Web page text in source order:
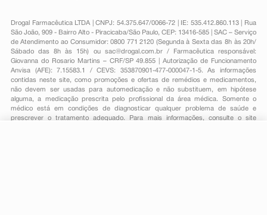
Drogal Farmacêutica LTDA | CNPJ: 54.375.647/0066-72 | IE: 535.412.860.113 | Rua
São João, 909 - Bairro Alto - Piracicaba/São Paulo, CEP: 13416-585 | SAC – Serviço
de Atendimento ao Consumidor: 0800 771 2120 (Segunda à Sexta das 8h às 20h/
Sábado das 8h às 15h) ou sac@drogal.com.br/ Farmacêutica responsável:
Giovanna do Rosario Martins – CRF/SP 49.855 | Autorização de Funcionamento
Anvisa (AFE): 7.15583.1 / CEVS: 353870901-477-000047-1-5. As informações
contidas neste site, como promoções e ofertas de remédios e medicamentos,
não devem ser usadas para automedicação e não substituem, em hipótese
alguma, a medicação prescrita pelo profissional da área médica. Somente o
médico está em condições de diagnosticar qualquer problema de saúde e
prescrever o tratamento adequado. Para mais informações, consulte o site